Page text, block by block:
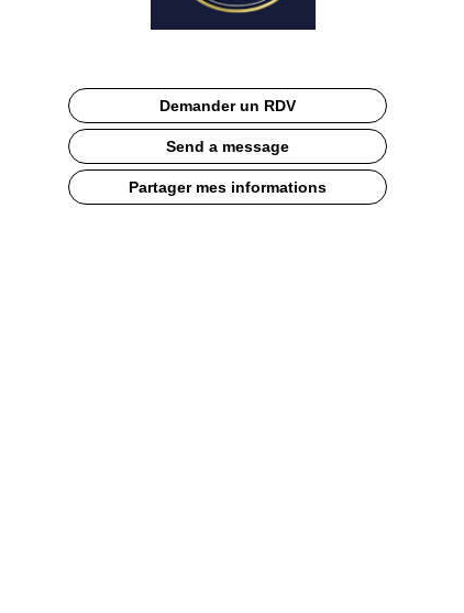
Demander un RDV
Send a message
Partager mes informations